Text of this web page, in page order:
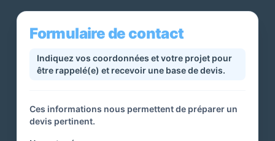
Formulaire de contact
Indiquez vos coordonnées et votre projet pour
être rappelé(e) et recevoir une base de devis.
Ces informations nous permettent de préparer un
devis pertinent.